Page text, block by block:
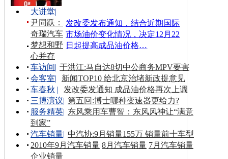
发改委发布通知，结合近期国际
市场油价变化情况，决定12月22
日起提高成品油价格…
大讲堂|
尹同跃：
奇瑞汽车
梦想和野
心并存
车访间| 于洪江:马自达8切中公商务MPV要害
会客室|
新闻TOP10 给北京治堵新政提意见
车春秋 |
发改委发通知 成品油价格再次上调
三博演议| 第五回:博士哪种变速器更给力?
服务精英| 东风乘用车曹智：东风风神让“满意
到家”
汽车销量| 中汽协:9月销量155万 销量前十车型
2010年9月汽车销量 8月汽车销量 7月汽车销量
企业销量